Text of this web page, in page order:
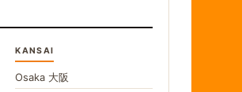
KANSAI
Osaka 大阪